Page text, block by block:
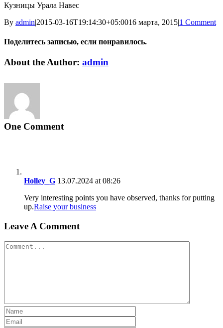
Кузницы Урала Навес
By admin|2015-03-16T19:14:30+05:0016 марта, 2015|1 Comment
Поделитесь записью, если понравилось.
Vk
Email
About the Author: admin
One Comment
Holley_G 13.07.2024 at 08:26
Very interesting points you have observed, thanks for putting
up.Raise your business
Leave A Comment
Comment